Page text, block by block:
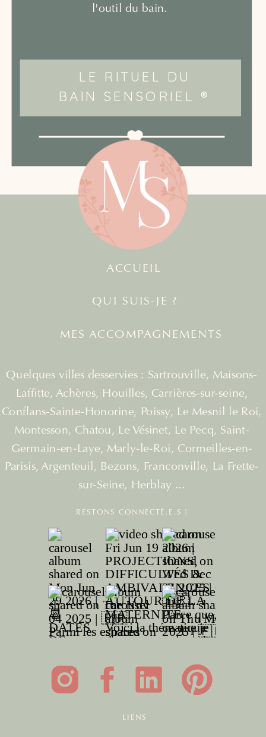
l'outil du bain.
LE RITUEL DU
BAIN SENSORIEL ®
MES ACCOMPAGNEMENTS
QUI SUIS-JE ?
ACCUEIL
RESTONS CONNECTÉ.E.S !
LIENS
Quelques villes desservies : Sartrouville, Maisons-
Laffitte, Achères, Houilles, Carrières-sur-seine,
Conflans-Sainte-Honorine, Poissy, Le Mesnil le Roi,
Montesson, Chatou, Le Vésinet, Le Pecq, Saint-
Germain-en-Laye, Marly-le-Roi, Cormeilles-en-
Parisis, Argenteuil, Bezons, Franconville, La Frette-
sur-Seine, Herblay ...